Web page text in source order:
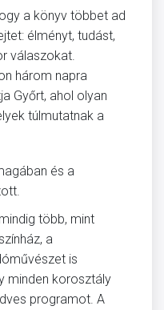
a könyv többet ad
élményt, tudást,
válaszokat.
három napra
Győrt, ahol olyan
túlmutatnak a
és a
több, mint
a
is
minden korosztály
programot. A